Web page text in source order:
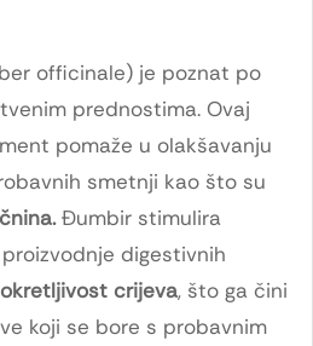
officinale) je poznat po
prednostima. Ovaj
pomaže u olakšavanju
smetnji kao što su
Đumbir stimulira
digestivnih
crijeva, što ga čini
koji se bore s probavnim